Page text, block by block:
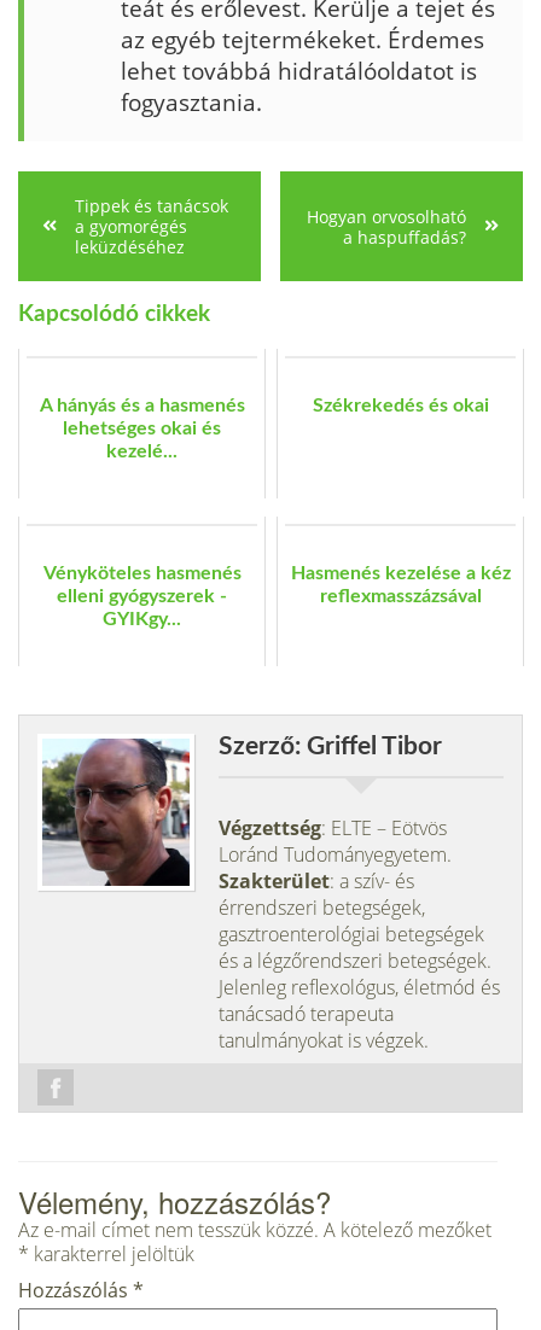
teát és erőlevest. Kerülje a tejet és
az egyéb tejtermékeket. Érdemes
lehet továbbá hidratálóoldatot is
fogyasztania.
Tippek és tanácsok
a gyomorégés
leküzdéséhez
Hogyan orvosolható
a haspuffadás?
Kapcsolódó cikkek
A hányás és a hasmenés
lehetséges okai és
kezelé...
Székrekedés és okai
Vényköteles hasmenés
elleni gyógyszerek -
GYIKgy...
Hasmenés kezelése a kéz
reflexmasszázsával
Szerző: Griffel Tibor
Végzettség: ELTE – Eötvös
Loránd Tudományegyetem.
Szakterület: a szív- és
érrendszeri betegségek,
gasztroenterológiai betegségek
és a légzőrendszeri betegségek.
Jelenleg reflexológus, életmód és
tanácsadó terapeuta
tanulmányokat is végzek.
Vélemény, hozzászólás?
Az e-mail címet nem tesszük közzé. A kötelező mezőket
* karakterrel jelöltük
Hozzászólás *